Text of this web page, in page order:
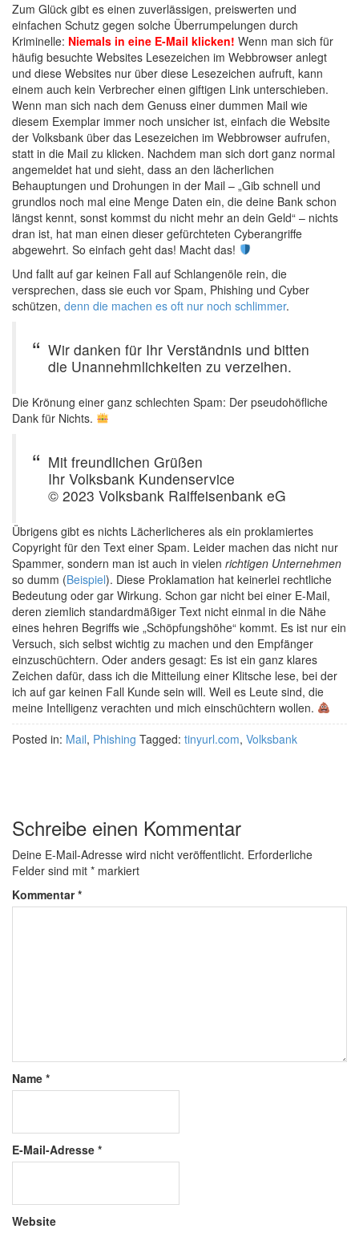
Zum Glück gibt es einen zuverlässigen, preiswerten und
einfachen Schutz gegen solche Überrumpelungen durch
Kriminelle: Niemals in eine E-Mail klicken! Wenn man sich für
häufig besuchte Websites Lesezeichen im Webbrowser anlegt
und diese Websites nur über diese Lesezeichen aufruft, kann
einem auch kein Verbrecher einen giftigen Link unterschieben.
Wenn man sich nach dem Genuss einer dummen Mail wie
diesem Exemplar immer noch unsicher ist, einfach die Website
der Volksbank über das Lesezeichen im Webbrowser aufrufen,
statt in die Mail zu klicken. Nachdem man sich dort ganz normal
angemeldet hat und sieht, dass an den lächerlichen
Behauptungen und Drohungen in der Mail – „Gib schnell und
grundlos noch mal eine Menge Daten ein, die deine Bank schon
längst kennt, sonst kommst du nicht mehr an dein Geld“ – nichts
dran ist, hat man einen dieser gefürchteten Cyberangriffe
abgewehrt. So einfach geht das! Macht das!
Und fallt auf gar keinen Fall auf Schlangenöle rein, die
versprechen, dass sie euch vor Spam, Phishing und Cyber
schützen, denn die machen es oft nur noch schlimmer.
Wir danken für Ihr Verständnis und bitten
die Unannehmlichkeiten zu verzeihen.
Die Krönung einer ganz schlechten Spam: Der pseudohöfliche
Dank für Nichts.
Mit freundlichen Grüßen
Ihr Volksbank Kundenservice
© 2023 Volksbank Raiffeisenbank eG
Übrigens gibt es nichts Lächerlicheres als ein proklamiertes
Copyright für den Text einer Spam. Leider machen das nicht nur
Spammer, sondern man ist auch in vielen richtigen Unternehmen
so dumm (Beispiel). Diese Proklamation hat keinerlei rechtliche
Bedeutung oder gar Wirkung. Schon gar nicht bei einer E-Mail,
deren ziemlich standardmäßiger Text nicht einmal in die Nähe
eines hehren Begriffs wie „Schöpfungshöhe“ kommt. Es ist nur ein
Versuch, sich selbst wichtig zu machen und den Empfänger
einzuschüchtern. Oder anders gesagt: Es ist ein ganz klares
Zeichen dafür, dass ich die Mitteilung einer Klitsche lese, bei der
ich auf gar keinen Fall Kunde sein will. Weil es Leute sind, die
meine Intelligenz verachten und mich einschüchtern wollen.
Posted in: Mail, Phishing Tagged: tinyurl.com, Volksbank
Schreibe einen Kommentar
Deine E-Mail-Adresse wird nicht veröffentlicht. Erforderliche
Felder sind mit * markiert
Kommentar*
Name *
E-Mail-Adresse *
Website